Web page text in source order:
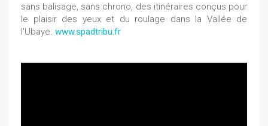
sans balisage, sans chrono, des itinéraires conçus pour
le plaisir des yeux et du roulage dans la Vallée de
l'Ubaye. www.spadtribu.fr